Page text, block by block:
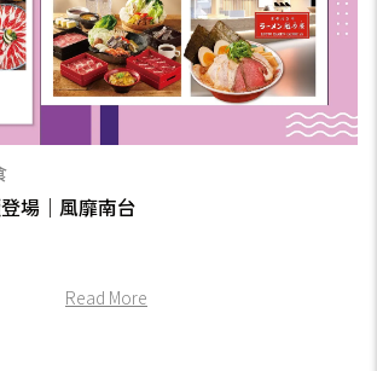
場｜風靡南台
Read More